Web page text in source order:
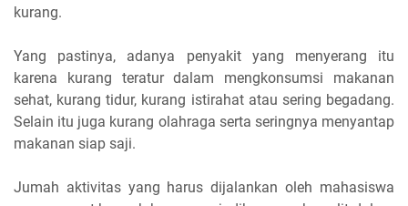
kurang.
Yang pastinya, adanya penyakit yang menyerang itu
karena kurang teratur dalam mengkonsumsi makanan
sehat, kurang tidur, kurang istirahat atau sering begadang.
Selain itu juga kurang olahraga serta seringnya menyantap
makanan siap saji.
Jumah aktivitas yang harus dijalankan oleh mahasiswa